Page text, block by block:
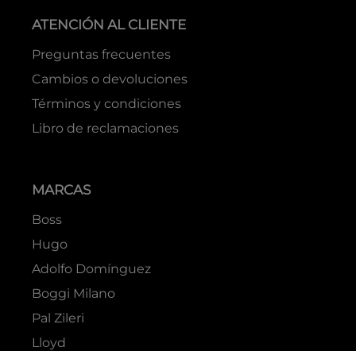
ATENCIÓN AL CLIENTE
Preguntas frecuentes
Cambios o devoluciones
Términos y condiciones
Libro de reclamaciones
MARCAS
Boss
Hugo
Adolfo Domínguez
Boggi Milano
Pal Zileri
Lloyd